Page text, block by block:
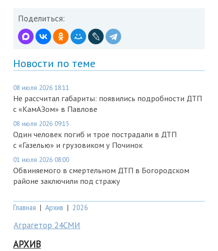
Поделиться:
Новости по теме
08 июля 2026 18:11
Не рассчитал габариты: появились подробности ДТП
с «КамАЗом» в Павлове
08 июля 2026 09:15
Один человек погиб и трое пострадали в ДТП
с «Газелью» и грузовиком у Починок
01 июля 2026 08:00
Обвиняемого в смертельном ДТП в Богородском
районе заключили под стражу
Главная | Архив | 2026
Аграгетор 24СМИ
АРХИВ